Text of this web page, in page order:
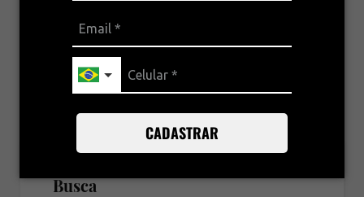
CADASTRAR
Não existem registros para serem exibidos.
Busca